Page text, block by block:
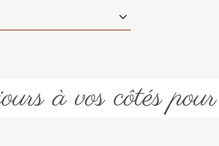
à vos côtés